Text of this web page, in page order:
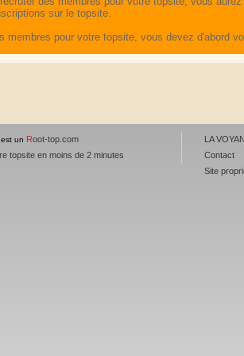
sur le topsite.
membres pour votre topsite, vous devez d'abord
un Root-top.com
topsite en moins de 2 minutes
LA
Contact
Site